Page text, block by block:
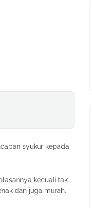
syukur kepada
kecuali tak
dan juga murah.